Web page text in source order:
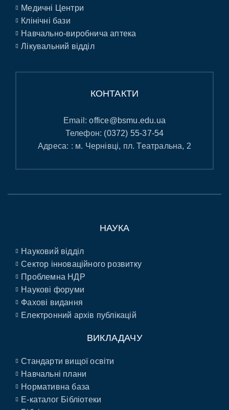
Медичні Центри
Клінічні бази
Навчально-виробнича аптека
Лікувальний відділ
КОНТАКТИ
Email:office@bsmu.edu.ua
Телефон: (0372) 55-37-54
Адреса: : м. Чернівці, пл. Театральна, 2
НАУКА
Науковий відділ
Сектор інноваційного розвитку
Проблемна НДР
Наукові форуми
Фахові видання
Електронний архів публікацій
ВИКЛАДАЧУ
Стандарти вищої освіти
Навчальні плани
Нормативна база
E-каталог Бібліотеки